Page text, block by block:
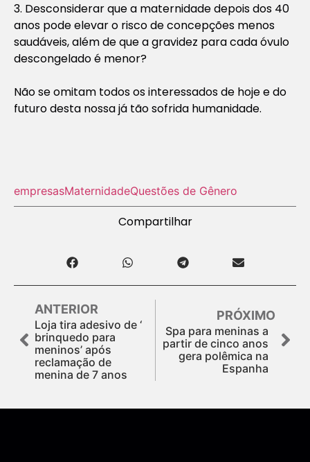
3. Desconsiderar que a maternidade depois dos 40
anos pode elevar o risco de concepções menos
saudáveis, além de que a gravidez para cada óvulo
descongelado é menor?
Não se omitam todos os interessados de hoje e do
futuro desta nossa já tão sofrida humanidade.
empresasMaternidadeQuestões de Gênero
Compartilhar
ANTERIOR
Loja tira adesivo de ‘
brinquedo para
meninos’ após
reclamação de
menina de 7 anos
PRÓXIMO
Spa para meninas a
partir de cinco anos
gera polêmica na
Espanha